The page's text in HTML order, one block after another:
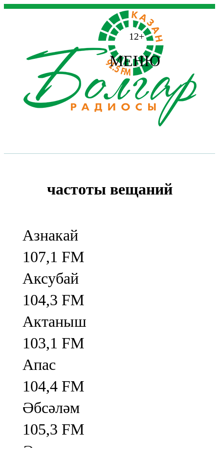
12+
МЕНЮ
частоты вещаний
Азнакай
107,1 FM
Аксубай
104,3 FM
Актаныш
103,1 FM
Апас
104,4 FM
Әбсәләм
105,3 FM
Әлмәт